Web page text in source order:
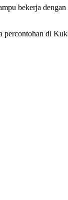
bekerja
di